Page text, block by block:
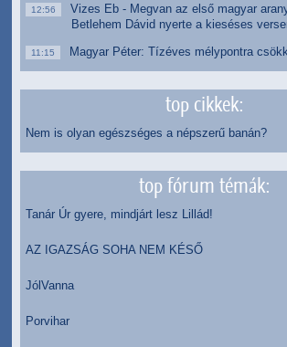
12:56
Vizes Eb - Megvan az első magyar
Betlehem Dávid nyerte a kieséses
11:15 Magyar Péter: Tízéves mélypontra
top cikkek:
Nem is olyan egészséges a népszerű banán?
top fórum témák:
Tanár Úr gyere, mindjárt lesz Lillád!
AZ IGAZSÁG SOHA NEM KÉSŐ
JólVanna
Porvihar